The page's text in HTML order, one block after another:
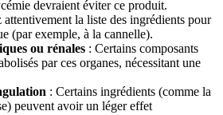
devraient éviter ce produit.
la liste des ingrédients pour
(par exemple, à la cannelle).
ou rénales : Certains composants
par ces organes, nécessitant une
: Certains ingrédients (comme la
peuvent avoir un léger effet